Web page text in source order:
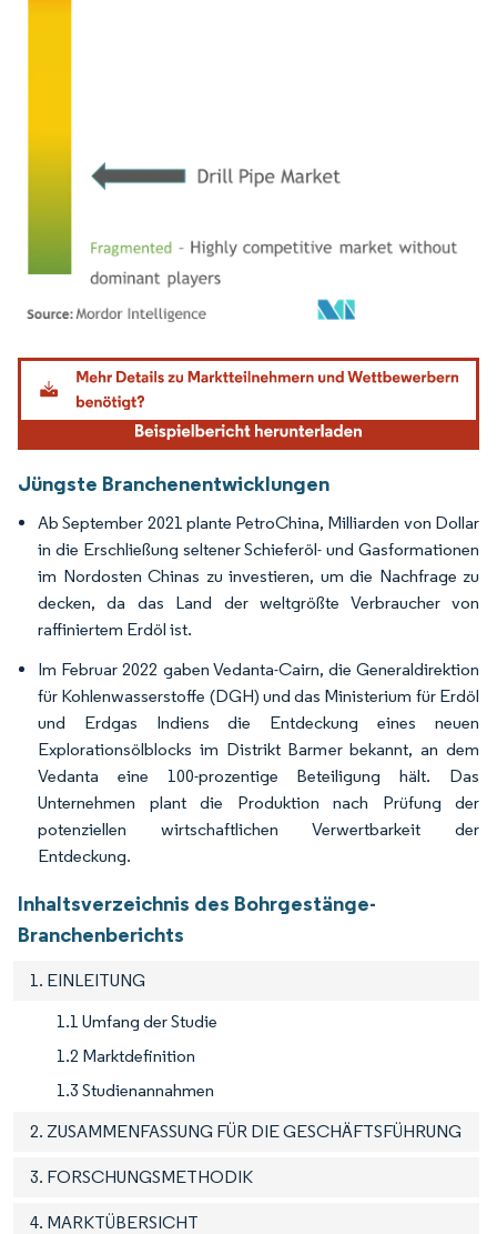
Bild © Mordor Intelligence. Wiederverwendung erfordert Namensnennung gemäß
Jüngste Branchenentwicklungen
Ab September 2021 plante PetroChina, Milliarden von Dollar
in die Erschließung seltener Schieferöl- und Gasformationen
im Nordosten Chinas zu investieren, um die Nachfrage zu
decken, da das Land der weltgrößte Verbraucher von
raffiniertem Erdöl ist.
Im Februar 2022 gaben Vedanta-Cairn, die Generaldirektion
für Kohlenwasserstoffe (DGH) und das Ministerium für Erdöl
und Erdgas Indiens die Entdeckung eines neuen
Explorationsölblocks im Distrikt Barmer bekannt, an dem
Vedanta eine 100-prozentige Beteiligung hält. Das
Unternehmen plant die Produktion nach Prüfung der
potenziellen wirtschaftlichen Verwertbarkeit der
Entdeckung.
Inhaltsverzeichnis des Bohrgestänge-
Branchenberichts
1. EINLEITUNG
1.1 Umfang der Studie
1.2 Marktdefinition
1.3 Studienannahmen
2. ZUSAMMENFASSUNG FÜR DIE GESCHÄFTSFÜHRUNG
3. FORSCHUNGSMETHODIK
4. MARKTÜBERSICHT